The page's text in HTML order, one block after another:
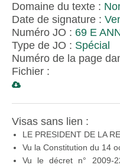
Domaine du texte :
Date de signature :
Numéro JO : 69 E
Type de JO : Spécial
Numéro de la page
Fichier :
Visas sans lien :
LE PRESIDENT DE LA
Vu la Constitution du 14
Vu le décret n° 2009-